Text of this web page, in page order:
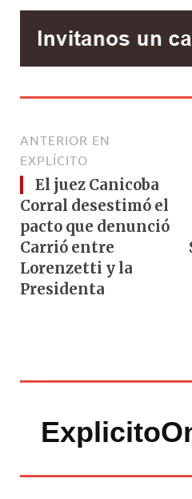
ANTERIOR EN
EXPLÍCITO
El juez Canicoba
Corral desestimó el
pacto que denunció
Carrió entre
Lorenzetti y la
Presidenta